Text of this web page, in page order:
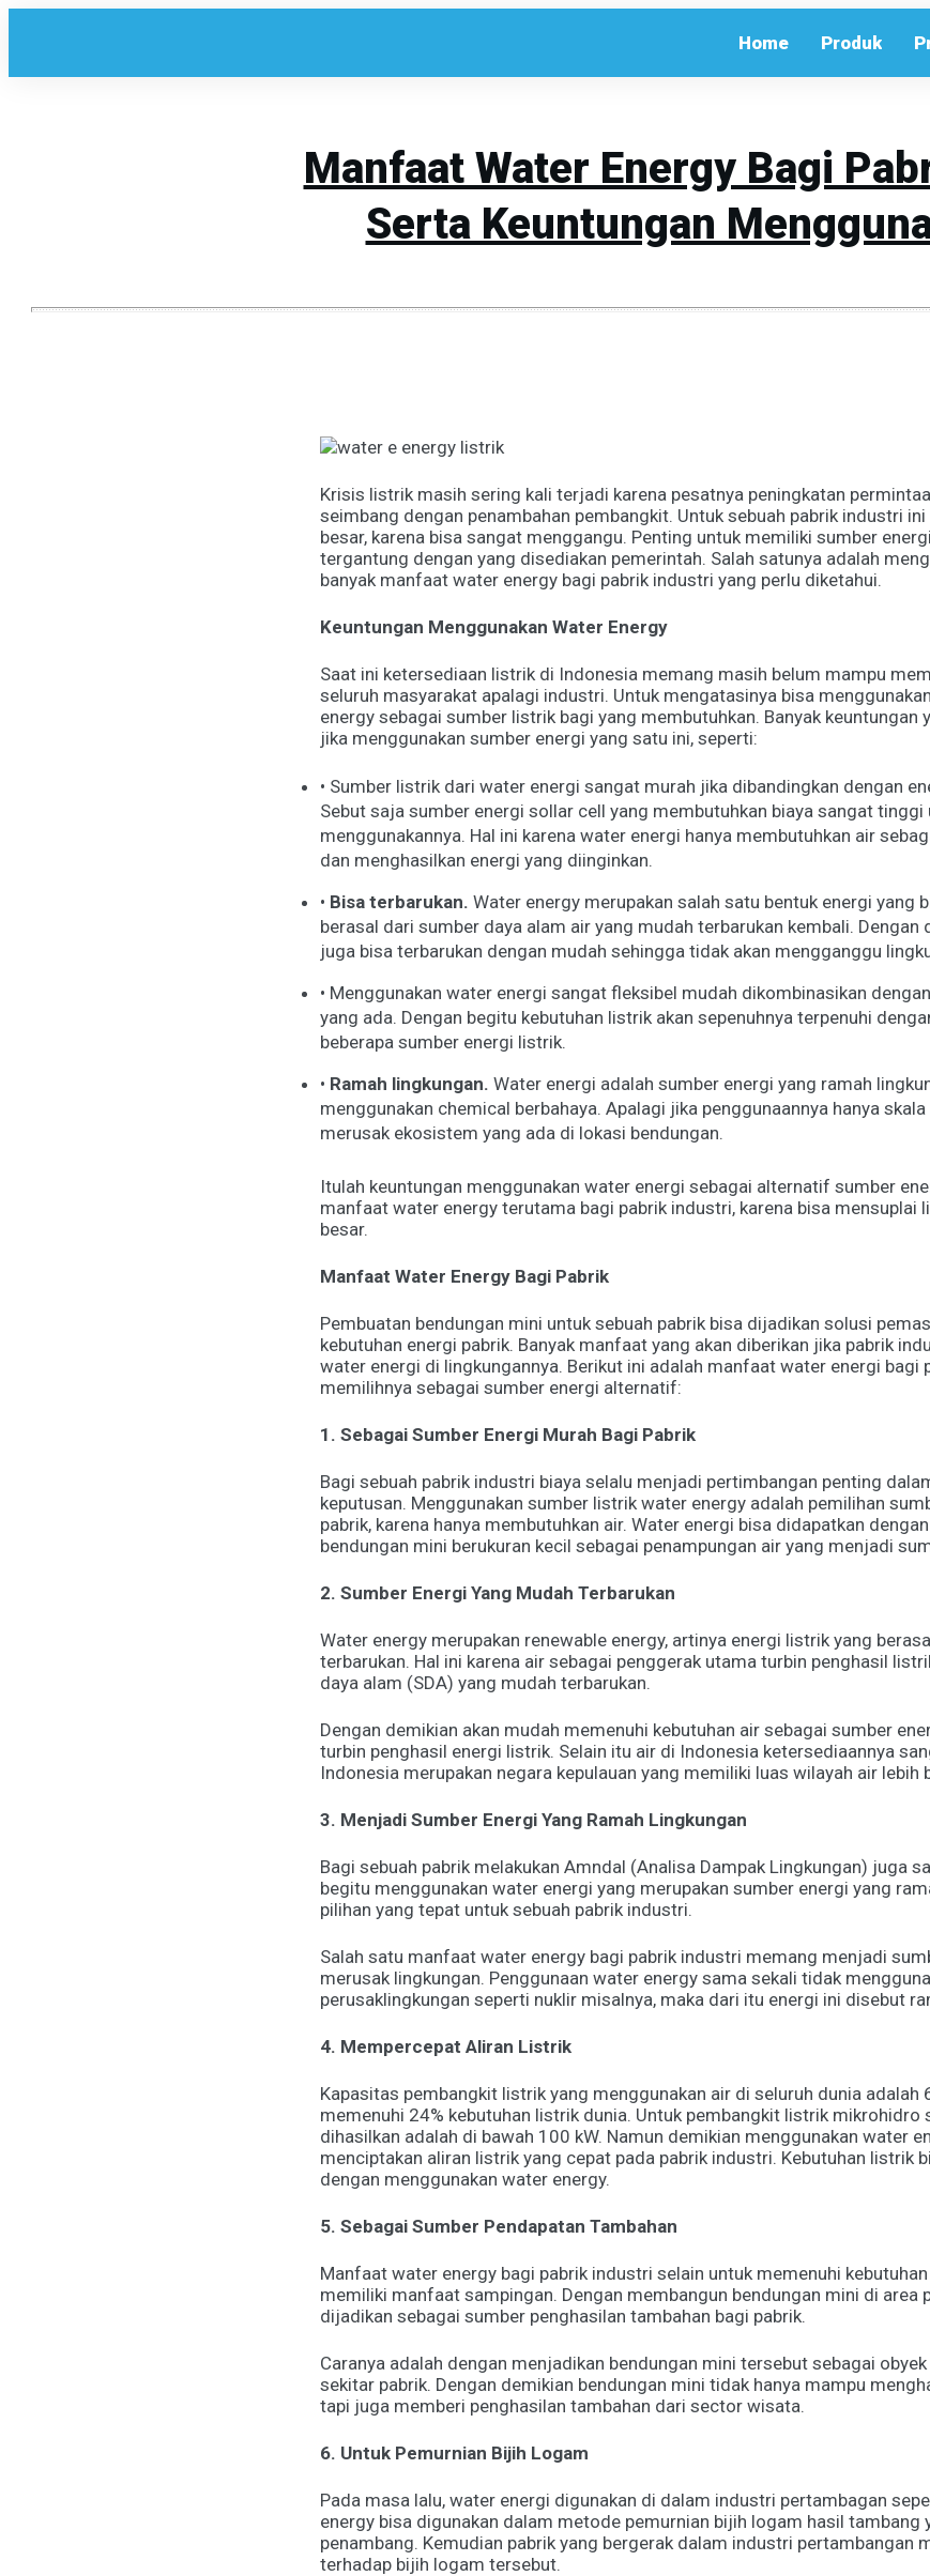
Home Produk
Manfaat Water Energy Bagi
Serta Keuntungan
Krisis listrik masih sering kali terjadi karena pesatnya peningkatan
seimbang dengan penambahan pembangkit. Untuk sebuah pabrik industri
besar, karena bisa sangat menggangu. Penting untuk memiliki sumber
tergantung dengan yang disediakan pemerintah. Salah satunya adalah
banyak manfaat water energy bagi pabrik industri yang perlu diketahui.
Keuntungan Menggunakan Water Energy
Saat ini ketersediaan listrik di Indonesia memang masih belum mampu
seluruh masyarakat apalagi industri. Untuk mengatasinya bisa
energy sebagai sumber listrik bagi yang membutuhkan. Banyak keuntungan
jika menggunakan sumber energi yang satu ini, seperti:
• Sumber listrik dari water energi sangat murah jika dibandingkan dengan
Sebut saja sumber energi sollar cell yang membutuhkan biaya sangat tinggi
menggunakannya. Hal ini karena water energi hanya membutuhkan air
dan menghasilkan energi yang diinginkan.
• Bisa terbarukan. Water energy merupakan salah satu bentuk energi yang
berasal dari sumber daya alam air yang mudah terbarukan kembali. Dengan
juga bisa terbarukan dengan mudah sehingga tidak akan mengganggu
• Menggunakan water energi sangat fleksibel mudah dikombinasikan
yang ada. Dengan begitu kebutuhan listrik akan sepenuhnya terpenuhi
beberapa sumber energi listrik.
• Ramah lingkungan. Water energi adalah sumber energi yang ramah
menggunakan chemical berbahaya. Apalagi jika penggunaannya hanya
merusak ekosistem yang ada di lokasi bendungan.
Itulah keuntungan menggunakan water energi sebagai alternatif sumber
manfaat water energy terutama bagi pabrik industri, karena bisa mensuplai
besar.
Manfaat Water Energy Bagi Pabrik
Pembuatan bendungan mini untuk sebuah pabrik bisa dijadikan solusi
kebutuhan energi pabrik. Banyak manfaat yang akan diberikan jika pabrik
water energi di lingkungannya. Berikut ini adalah manfaat water energi bagi
memilihnya sebagai sumber energi alternatif:
1. Sebagai Sumber Energi Murah Bagi Pabrik
Bagi sebuah pabrik industri biaya selalu menjadi pertimbangan penting
keputusan. Menggunakan sumber listrik water energy adalah pemilihan
pabrik, karena hanya membutuhkan air. Water energi bisa didapatkan
bendungan mini berukuran kecil sebagai penampungan air yang menjadi
2. Sumber Energi Yang Mudah Terbarukan
Water energy merupakan renewable energy, artinya energi listrik yang
terbarukan. Hal ini karena air sebagai penggerak utama turbin penghasil
daya alam (SDA) yang mudah terbarukan.
Dengan demikian akan mudah memenuhi kebutuhan air sebagai sumber
turbin penghasil energi listrik. Selain itu air di Indonesia ketersediaannya
Indonesia merupakan negara kepulauan yang memiliki luas wilayah air lebih
3. Menjadi Sumber Energi Yang Ramah Lingkungan
Bagi sebuah pabrik melakukan Amndal (Analisa Dampak Lingkungan) juga
begitu menggunakan water energi yang merupakan sumber energi yang
pilihan yang tepat untuk sebuah pabrik industri.
Salah satu manfaat water energy bagi pabrik industri memang menjadi
merusak lingkungan. Penggunaan water energy sama sekali tidak
perusaklingkungan seperti nuklir misalnya, maka dari itu energi ini disebut
4. Mempercepat Aliran Listrik
Kapasitas pembangkit listrik yang menggunakan air di seluruh dunia adalah
memenuhi 24% kebutuhan listrik dunia. Untuk pembangkit listrik mikrohidro
dihasilkan adalah di bawah 100 kW. Namun demikian menggunakan water
menciptakan aliran listrik yang cepat pada pabrik industri. Kebutuhan listrik
dengan menggunakan water energy.
5. Sebagai Sumber Pendapatan Tambahan
Manfaat water energy bagi pabrik industri selain untuk memenuhi
memiliki manfaat sampingan. Dengan membangun bendungan mini di area
dijadikan sebagai sumber penghasilan tambahan bagi pabrik.
Caranya adalah dengan menjadikan bendungan mini tersebut sebagai
sekitar pabrik. Dengan demikian bendungan mini tidak hanya mampu
tapi juga memberi penghasilan tambahan dari sector wisata.
6. Untuk Pemurnian Bijih Logam
Pada masa lalu, water energi digunakan di dalam industri pertambagan
energy bisa digunakan dalam metode pemurnian bijih logam hasil tambang
penambang. Kemudian pabrik yang bergerak dalam industri pertambangan
terhadap bijih logam tersebut.